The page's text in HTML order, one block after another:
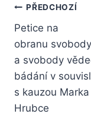
Navigace
pro
PŘEDCHOZÍ
Petice na
obranu
a svobody
bádání v
s kauzou Marka
Hrubce